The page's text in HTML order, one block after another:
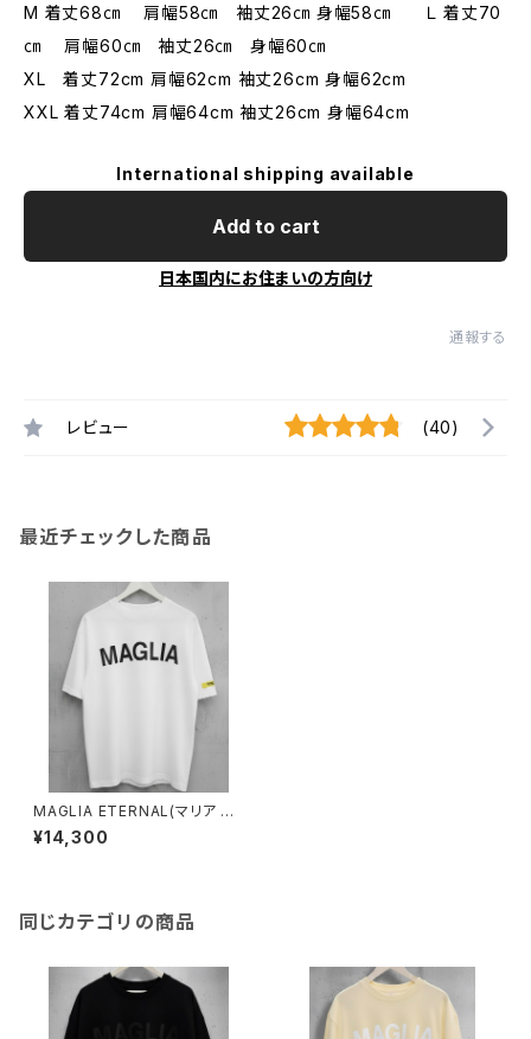
M 着丈68㎝ 肩幅58㎝ 袖丈26㎝ 身幅58㎝ Ｌ 着丈70
㎝ 肩幅60㎝ 袖丈26㎝ 身幅60㎝
XL 着丈72cm 肩幅62cm 袖丈26cm 身幅62cm
XXL 着丈74cm 肩幅64cm 袖丈26cm 身幅64cm
International shipping available
Add to cart
日本国内にお住まいの方向け
通報する
レビュー (40)
最近チェックした商品
MAGLIA ETERNAL(マリア エ
ターナル）ユニセックスＴ-シャツ
ET.T2000Ｗ White
¥14,300
同じカテゴリの商品